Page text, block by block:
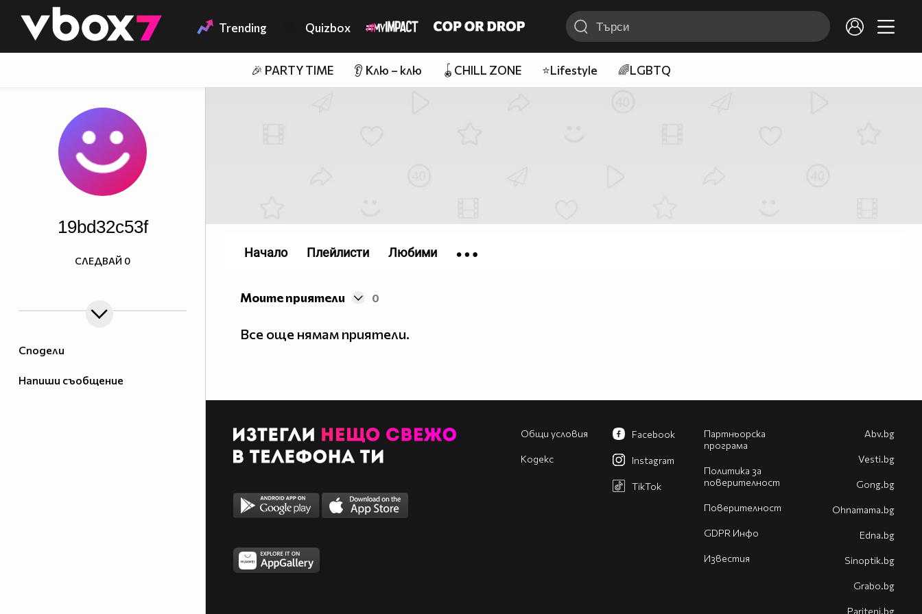
👾 Trending Quizbox
🎉 PARTY TIME 👂 Клю – клю 🪀CHILL ZONE ⭐Lifestyle 🌈LGBTQ
Сподели
Напиши съобщение
19bd32c53f
СЛЕДВАЙ 0
Моите приятели 0
Все още нямам приятели.
Начало Плейлисти Любими
Общи условия
Кодекс
Партньорска
програма
Политика за
поверителност
Поверителност
GDPR Инфо
Известия
Facebook
Instagram
TikTok
Abv.bg
Vesti.bg
Gong.bg
Оhnamama.bg
Edna.bg
Sinoptik.bg
Grabo.bg
Pariteni.bg